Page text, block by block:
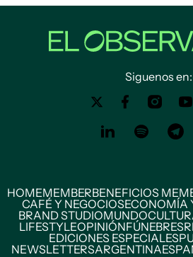
Siguenos en:
HOMEMEMBERBENEFICIOS
CAFÉ Y NEGOCIOSECONOMÍA
BRAND STUDIOMUNDO
LIFESTYLEOPINIÓNFÚNEBRES
EDICIONES ESPECIALES
NEWSLETTERSARGENTINA